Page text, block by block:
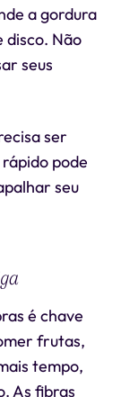
a gordura
disco. Não
seus
ser
pode
seu
é chave
frutas,
tempo,
As fibras